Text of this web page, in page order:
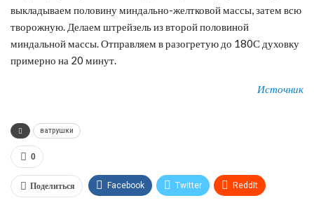
выкладываем половину миндально-желтковой массы, затем всю
творожную. Делаем штрейзель из второй половиной
миндальной массы. Отправляем в разогретую до 180С духовку
примерно на 20 минут.
Источник
ватрушки
0
Поделиться Facebook Twitter ReddIt